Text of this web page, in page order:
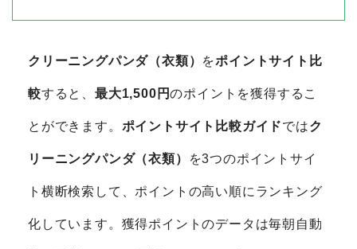
クリーニングパンダ（衣類） をポイントサイト比
較すると、最大1,500円のポイントを獲得するこ
とができます。 ポイントサイト比較ガイドではク
リーニングパンダ（衣類） を3つのポイントサイ
ト横断検索して、ポイントの高い順にランキング
化しています。獲得ポイントのデータは毎朝自動